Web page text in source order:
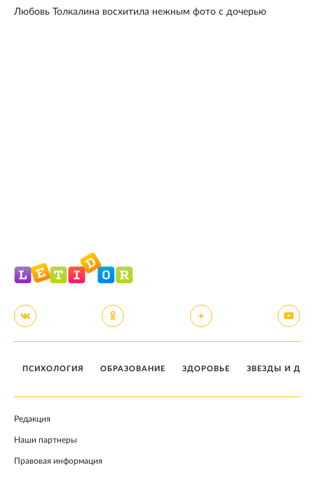
Любовь Толкалина восхитила нежным фото с дочерью
ПСИХОЛОГИЯ ОБРАЗОВАНИЕ ЗДОРОВЬЕ ЗВЕЗДЫ И
Редакция
Наши партнеры
Правовая информация